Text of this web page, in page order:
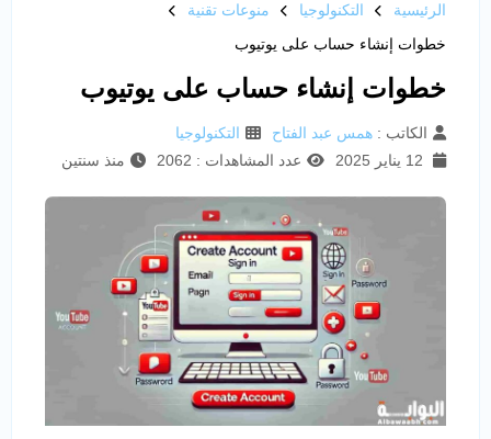
الرئيسية التكنولوجيا
منوعات تقنية
خطوات إنشاء حساب على يوتيوب
خطوات إنشاء حساب على يوتيوب
الكاتب : همس عبد الفتاح
التكنولوجيا
عدد المشاهدات : 2062 منذ سنتين